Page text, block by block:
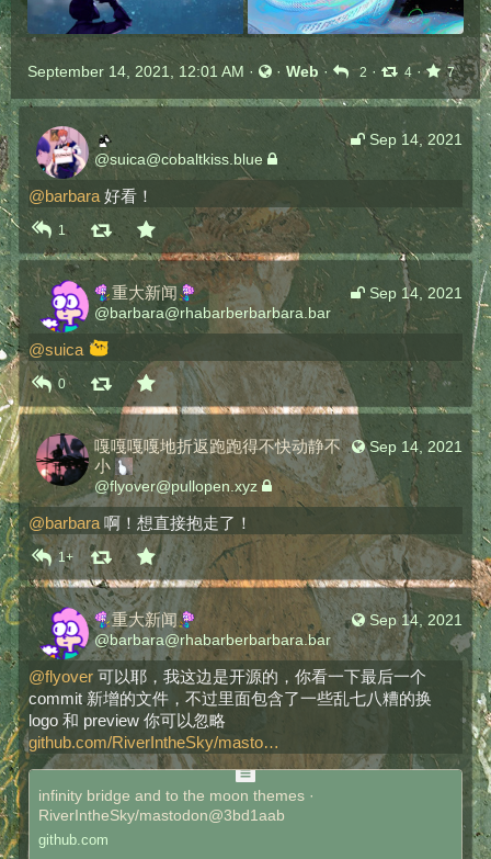
September 14, 2021, 12:01 AM · · Web · 2 · 4 · 7
Sep 14, 2021
@suica@cobaltkiss.blue
@barbara 好看！
1
Sep 14, 2021
​重大新闻​
@barbara@rhabarberbarbara.bar
@suica
0
Sep 14, 2021
嘎嘎嘎嘎地折返跑跑得不快动静不
小
@flyover@pullopen.xyz
@barbara 啊！想直接抱走了！
1+
Sep 14, 2021
​重大新闻​
@barbara@rhabarberbarbara.bar
@flyover 可以耶，我这边是开源的，你看一下最后一个
commit 新增的文件，不过里面包含了一些乱七八糟的换
logo 和 preview 你可以忽略
github.com/RiverIntheSky/masto
infinity bridge and to the moon themes ·
RiverIntheSky/mastodon@3bd1aab
github.com